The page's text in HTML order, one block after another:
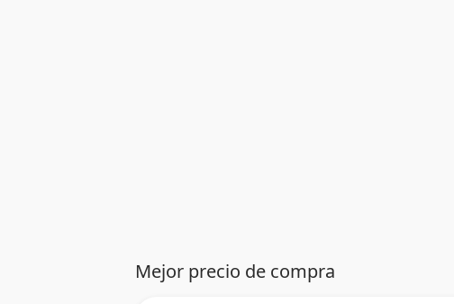
Mejor precio de compra